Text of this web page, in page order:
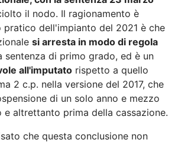
il nodo. Il ragionamento è
pratico dell'impianto del 2021 è che
si arresta in modo di regola
sentenza di primo grado, ed è un
all'imputato rispetto a quello
2 c.p. nella versione del 2017, che
di un solo anno e mezzo
e altrettanto prima della cassazione.
che questa conclusione non